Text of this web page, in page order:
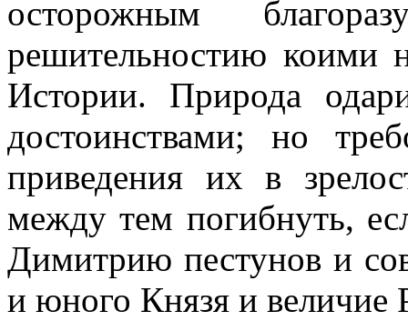
осторожным
решительностию коими
Истории. Природа
достоинствами; но
приведения их в
между тем погибнуть,
Димитрию пестунов и
и юного Князя и величие